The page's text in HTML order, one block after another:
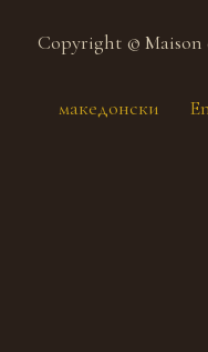
Copyright © Maison
македонски